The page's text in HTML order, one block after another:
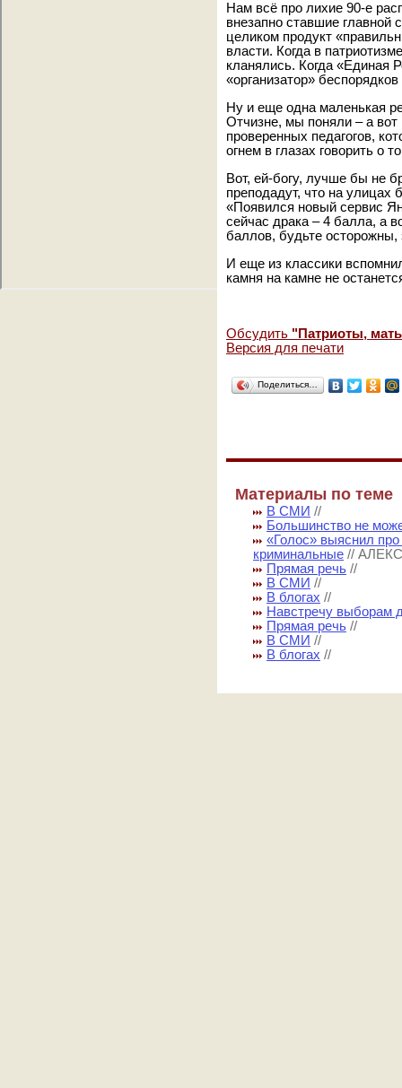
Нам всё про лихие 90-е
внезапно ставшие главной
целиком продукт
власти. Когда в
кланялись. Когда «Единая
«организатор»
Ну и еще одна маленькая
Отчизне, мы поняли – а вот
проверенных педагогов,
огнем в глазах говорить о
Вот, ей-богу, лучше бы не
преподадут, что на улицах
«Появился новый сервис
сейчас драка – 4 балла, а
баллов, будьте
И еще из классики
камня на камне не
Обсудить "Патриоты,
Версия для печати
Поделиться…
Материалы по теме
В СМИ //
Большинство не
«Голос» выяснил
криминальные //
Прямая речь //
В СМИ //
В блогах //
Навстречу выборам
Прямая речь //
В СМИ //
В блогах //